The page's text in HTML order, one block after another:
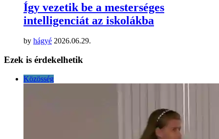
Így vezetik be a mesterséges
intelligenciát az iskolákba
by hágyé 2026.06.29.
Ezek is érdekelhetik
Közösség